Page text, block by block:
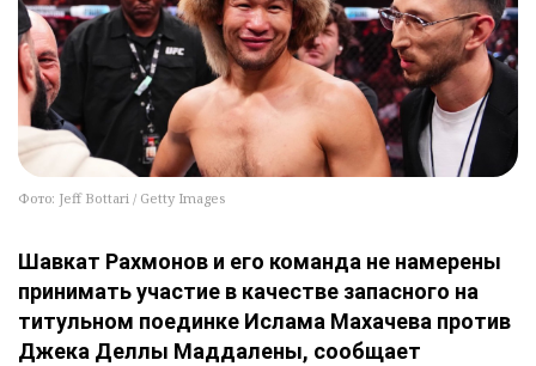
Фото: Jeff Bottari / Getty Images
Шавкат Рахмонов и его команда не намерены
принимать участие в качестве запасного на
титульном поединке Ислама Махачева против
Джека Деллы Маддалены, сообщает